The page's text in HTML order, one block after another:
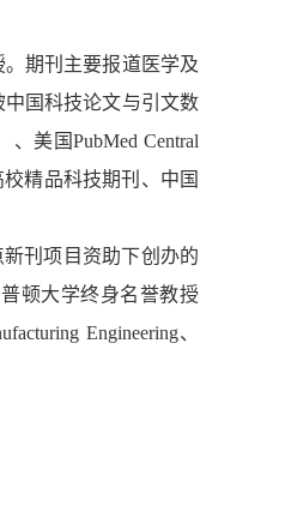
期刊主要报道医学及
国科技论文与引文数
美国PubMed Central
精品科技期刊、中国
刊项目资助下创办的
顿大学终身名誉教授
Engineering、